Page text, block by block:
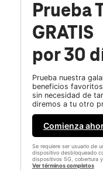
Prueba
GRATIS
por 30
Prueba nuestra
beneficios
sin necesidad de
diremos a tu otro
Comienza
Se requiere ser usuario de
dispositivo desbloqueado
dispositivos 5G, cobertura
Ver términos completos